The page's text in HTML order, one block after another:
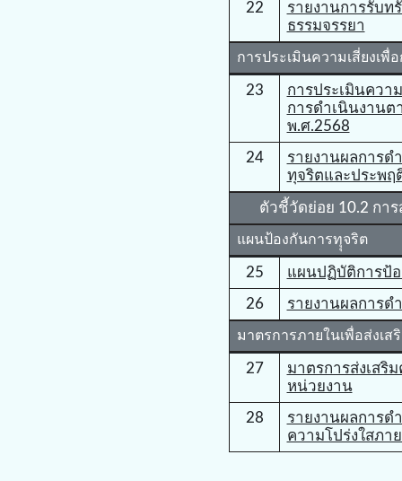
22
รายงานการรับท
ธรรมจรรยา
การประเมินความเสี่ยงเพื่
23
การประเมินควา
การดำเนินงานต
พ.ศ.2568
24
รายงานผลการดํ
ทุจริตและประพ
ตัวชี้วัดย่อย 10.2 กา
แผนป้องกันการทุุจริต
25 แผนปฏิบัติการป้
26 รายงานผลการด
มาตรการภายในเพื่อส่งเ
27
มาตรการส่งเสริ
หน่วยงาน
28
รายงานผลการดํ
ความโปร่งใสภา